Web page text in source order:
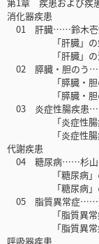
消化器疾患
01 肝臓……鈴木壱
「肝臓」の栄
「肝臓」の演
02 膵臓・胆のう
「膵臓・胆のう
「膵臓・胆のう
03 炎症性腸疾患
「炎症性腸疾患
「炎症性腸疾患
代謝疾患
04 糖尿病……杉
「糖尿病」の
「糖尿病」の
05 脂質異常症
「脂質異常症」
「脂質異常症」
呼吸器疾患